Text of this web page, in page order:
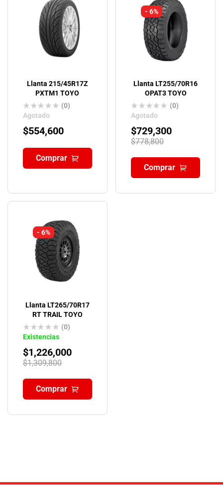
Llanta 215/45R17Z
PXTM1 TOYO
(0)
Agotado
$554,600
Comprar
- 6%
Llanta LT255/70R16
OPAT3 TOYO
(0)
Agotado
$778,800
$729,300
Comprar
- 6%
Llanta LT265/70R17
RT TRAIL TOYO
(0)
Existencias
$1,309,800
$1,226,000
Comprar